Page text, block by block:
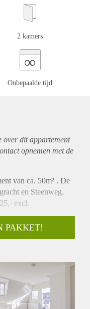
2 kamers
∞
Onbepaalde tijd
over ditappartement
opnemen met de
van ca. 50m² . De
en Steenweg.
excl.
hal vanwaar u
woning op de vierde
aansluitingen voor
keuken welke is v.v.
koel-
PAKKET!